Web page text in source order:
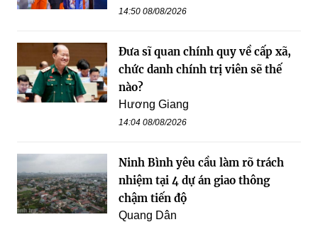
14:50 08/08/2026
Đưa sĩ quan chính quy về cấp xã,
chức danh chính trị viên sẽ thế
nào?
Hương Giang
14:04 08/08/2026
Ninh Bình yêu cầu làm rõ trách
nhiệm tại 4 dự án giao thông
chậm tiến độ
Quang Dân